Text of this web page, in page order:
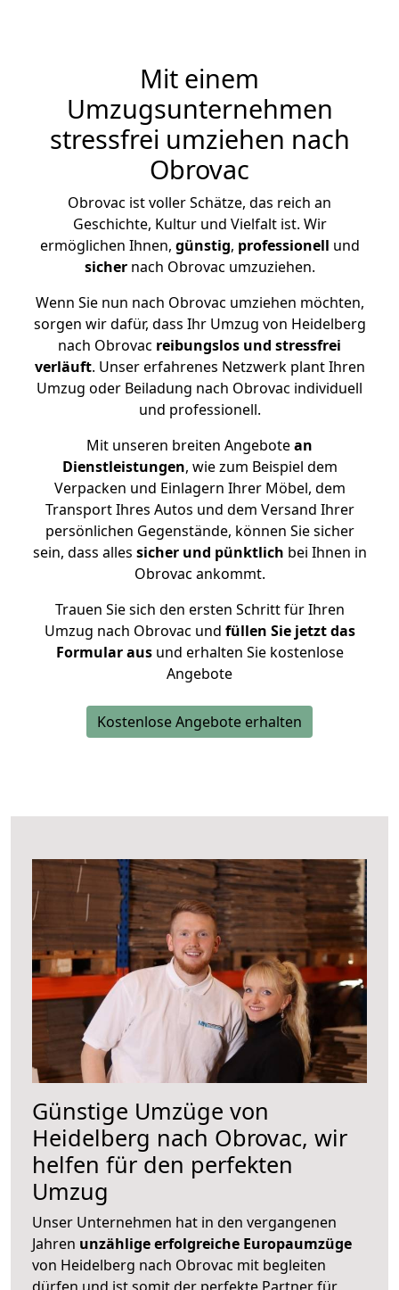
Mit einem
Umzugsunternehmen
stressfrei umziehen nach
Obrovac
Obrovac ist voller Schätze, das reich an
Geschichte, Kultur und Vielfalt ist. Wir
ermöglichen Ihnen, günstig, professionell und
sichernach Obrovac umzuziehen.
Wenn Sie nun nach Obrovac umziehen möchten,
sorgen wir dafür, dass Ihr Umzug von Heidelberg
nach Obrovac reibungslos und stressfrei
verläuft. Unser erfahrenes Netzwerk plant Ihren
Umzug oder Beiladung nach Obrovac individuell
und professionell.
Mit unseren breiten Angebotean
Dienstleistungen, wie zum Beispiel dem
Verpacken und Einlagern Ihrer Möbel, dem
Transport Ihres Autos und dem Versand Ihrer
persönlichen Gegenstände, können Sie sicher
sein, dass alles sicher und pünktlich bei Ihnen in
Obrovac ankommt.
Trauen Sie sich den ersten Schritt für Ihren
Umzug nach Obrovac und füllen Sie jetzt das
Formular ausund erhalten Sie kostenlose
Angebote
Kostenlose Angebote erhalten
Günstige Umzüge von
Heidelberg nach Obrovac, wir
helfen für den perfekten
Umzug
Unser Unternehmen hat in den vergangenen
Jahren unzählige erfolgreiche Europaumzüge
von Heidelberg nach Obrovac mit begleiten